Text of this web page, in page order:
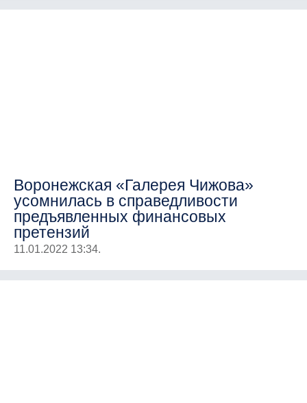
Воронежская «Галерея Чижова»
усомнилась в справедливости
предъявленных финансовых
претензий
11.01.2022 13:34.